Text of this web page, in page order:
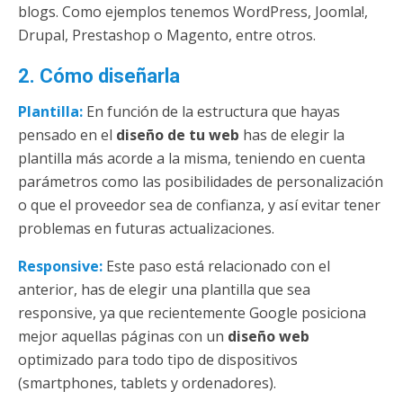
blogs. Como ejemplos tenemos WordPress, Joomla!,
Drupal, Prestashop o Magento, entre otros.
2. Cómo diseñarla
Plantilla: En función de la estructura que hayas
pensado en el diseño de tu web has de elegir la
plantilla más acorde a la misma, teniendo en cuenta
parámetros como las posibilidades de personalización
o que el proveedor sea de confianza, y así evitar tener
problemas en futuras actualizaciones.
Responsive: Este paso está relacionado con el
anterior, has de elegir una plantilla que sea
responsive, ya que recientemente Google posiciona
mejor aquellas páginas con un diseño web
optimizado para todo tipo de dispositivos
(smartphones, tablets y ordenadores).